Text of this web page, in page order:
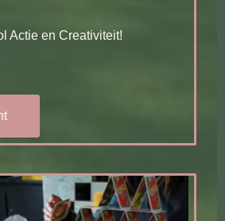
Actie en Creativiteit!